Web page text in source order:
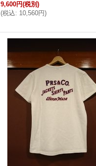
9,600円(税別)
(税込: 10,560円)